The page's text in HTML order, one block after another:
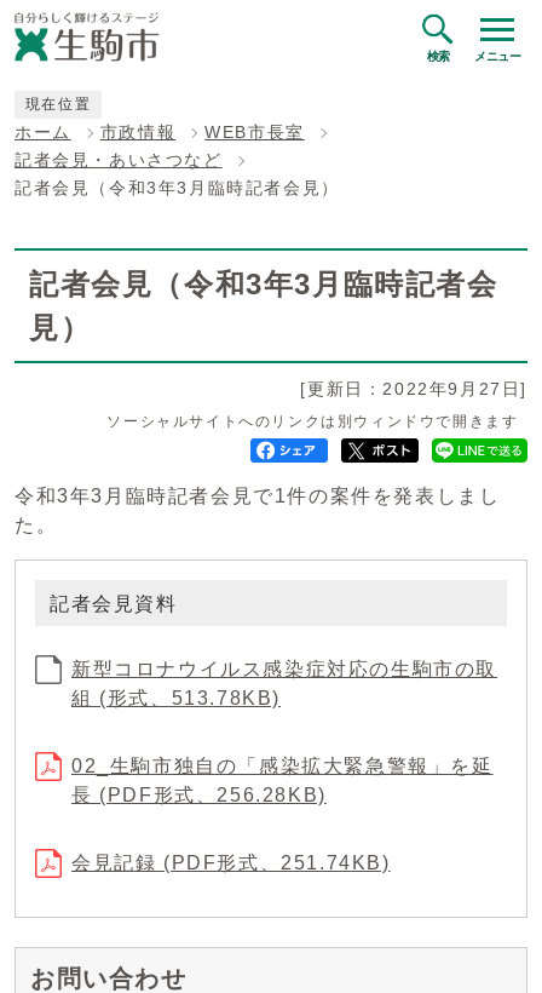
検索 メニュー
現在位置
ホーム 市政情報
WEB市長室
記者会見・あいさつなど
記者会見（令和3年3月臨時記者会見）
記者会見（令和3年3月臨時記者会
見）
[更新日：2022年9月27日]
ソーシャルサイトへのリンクは別ウィンドウで開きます
令和3年3月臨時記者会見で1件の案件を発表しまし
た。
記者会見資料
新型コロナウイルス感染症対応の生駒市の取
組 (形式、513.78KB)
02_生駒市独自の「感染拡大緊急警報」を延
長 (PDF形式、256.28KB)
会見記録 (PDF形式、251.74KB)
お問い合わせ